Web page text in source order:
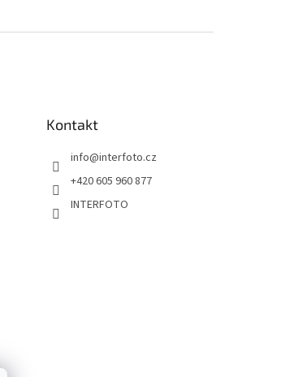
Kontakt
info@interfoto.cz
+420 605 960 877
INTERFOTO